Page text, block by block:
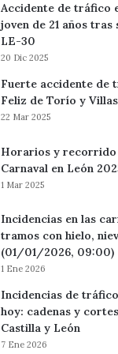
Accidente de tráfico
joven de 21 años
LE-30
20 Dic 2025
Fuerte accidente de
Feliz de Torío y
22 Mar 2025
Horarios y recorrido
Carnaval en León
1 Mar 2025
Incidencias en las
tramos con hielo,
(01/01/2026, 09:00)
1 Ene 2026
Incidencias de
hoy: cadenas y
Castilla y León
7 Ene 2026